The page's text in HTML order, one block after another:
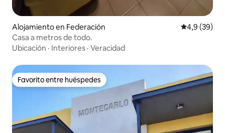
Alojamiento en Federación Calificación
4,9 (39)
Casa a metros de todo.
Ubicación · Interiores · Veracidad
Favorito entre huéspedes
Favorito entre huéspedes